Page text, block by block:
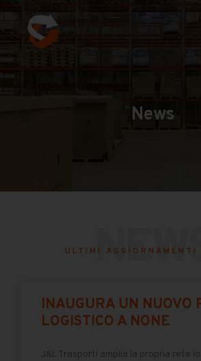
News
ULTIMI
INAUGURA UN NUOVO
LOGISTICO A NONE
J&L Trasporti amplia la propria rete